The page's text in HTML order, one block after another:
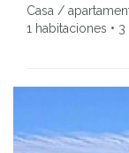
Casa /
1 habitaciones • 3